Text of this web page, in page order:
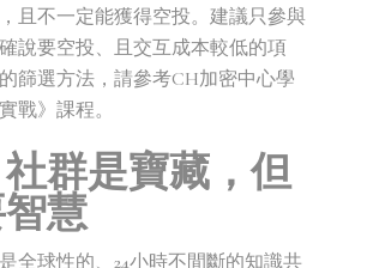
且不一定能獲得空投。建議只參與
說要空投、且交互成本較低的項
篩選方法，請參考CH加密中心學
戰》課程。
群是寶藏，但
慧
全球性的、24小時不間斷的知識共